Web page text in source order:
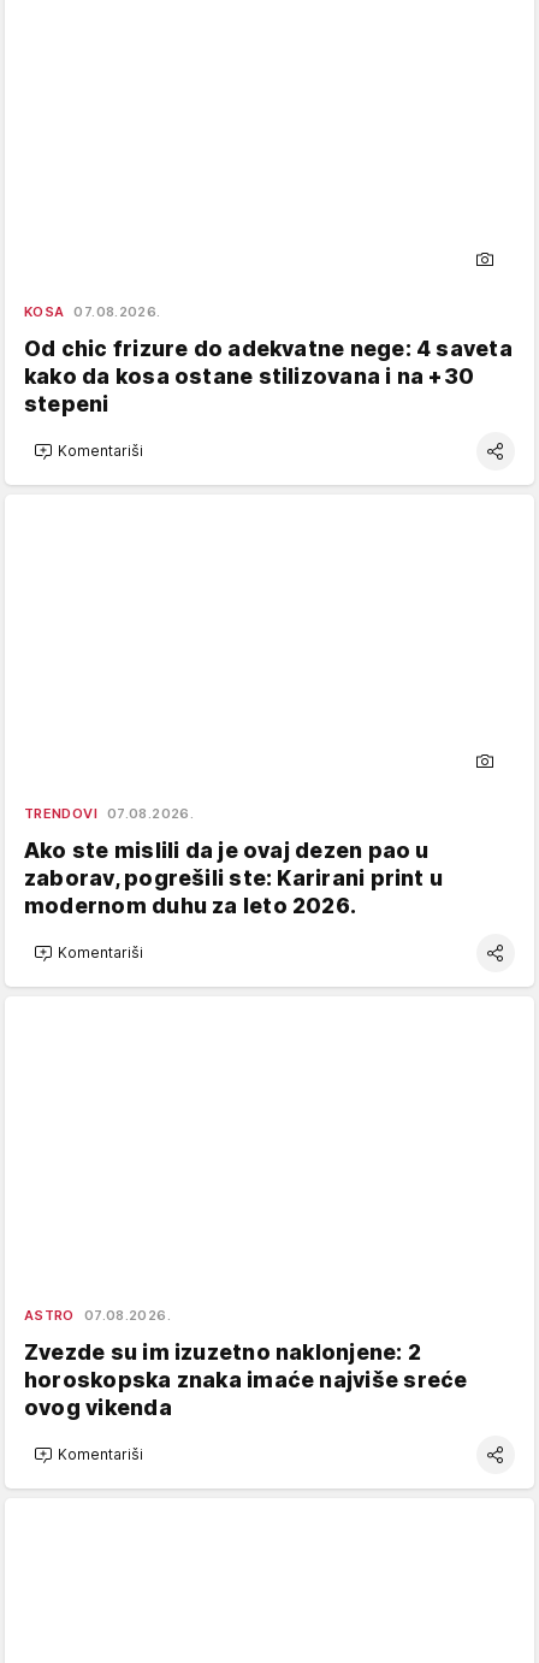
KOSA 07.08.2026.
Od chic frizure do adekvatne nege: 4 saveta
kako da kosa ostane stilizovana i na +30
stepeni
Komentariši
TRENDOVI 07.08.2026.
Ako ste mislili da je ovaj dezen pao u
zaborav, pogrešili ste: Karirani print u
modernom duhu za leto 2026.
Komentariši
ASTRO 07.08.2026.
Zvezde su im izuzetno naklonjene: 2
horoskopska znaka imaće najviše sreće
ovog vikenda
Komentariši